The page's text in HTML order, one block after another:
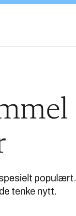
populært.
tenke nytt.